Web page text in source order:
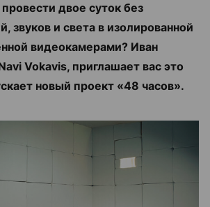
двое суток без
звуков и света в изолированной
видеокамерами? Иван
Vokavis, приглашает вас это
новый проект «48 часов».